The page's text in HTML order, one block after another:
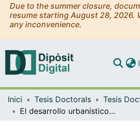
Due to the summer closure,
resume starting August 28, 2026.
any inconvenience.
Navega
Inici Tesis Doctorals
El desarrollo urbanístico y espacial de San Luis/Cuyo-Argentina en la segunda mitad del siglo XX: Hacia un modelo de diferenciación socio-espacial y funcional de una ciudad mediana